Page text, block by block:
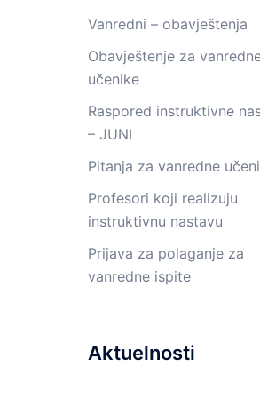
Vanredni – obavještenja
Obavještenje za
učenike
Raspored instruktivne
– JUNI
Pitanja za vanredne
Profesori koji realizuju
instruktivnu nastavu
Prijava za polaganje za
vanredne ispite
Aktuelnosti